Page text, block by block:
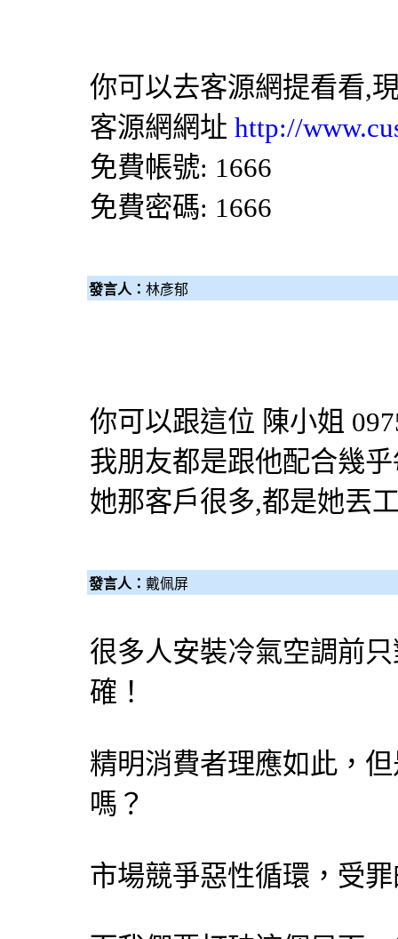
你可以去客源網提看看,
客源網網址 http://
免費帳號: 1666
免費密碼: 1666
發言人： 林彥郁
你可以跟這位 陳小姐
我朋友都是跟他配合幾
她那客戶很多,都是她丟
發言人： 戴佩屏
很多人安裝冷氣空調前
確！
精明消費者理應如此，
嗎？
市場競爭惡性循環，受